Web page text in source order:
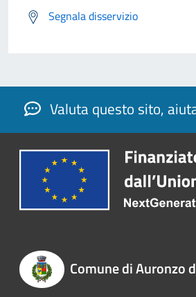
Segnala disservizio
Valuta questo sito,
Comune di Auronzo